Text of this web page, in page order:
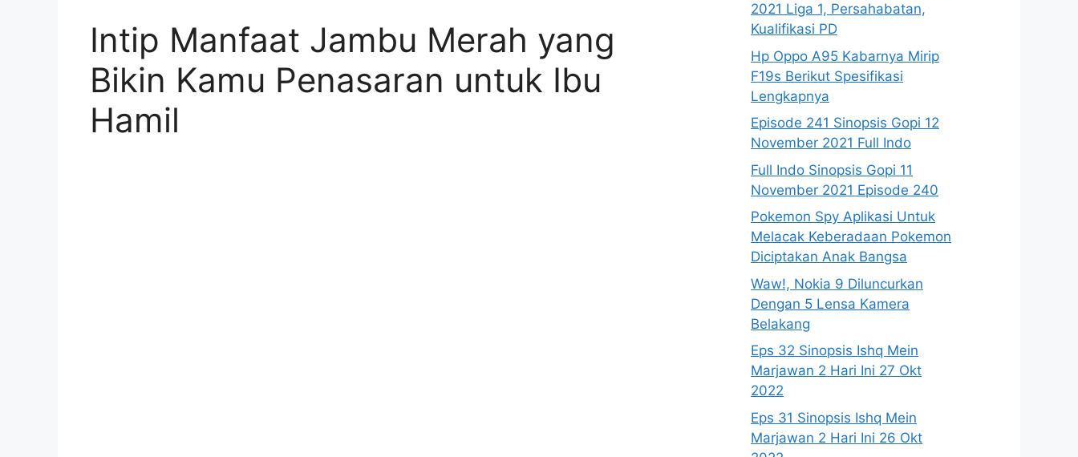
Intip Manfaat Jambu Merah yang
Bikin Kamu Penasaran untuk Ibu
Hamil
2021 Liga 1, Persahabatan,
Kualifikasi PD
Hp Oppo A95 Kabarnya Mirip
F19s Berikut Spesifikasi
Lengkapnya
Episode 241 Sinopsis Gopi 12
November 2021 Full Indo
Full Indo Sinopsis Gopi 11
November 2021 Episode 240
Pokemon Spy Aplikasi Untuk
Melacak Keberadaan Pokemon
Diciptakan Anak Bangsa
Waw!, Nokia 9 Diluncurkan
Dengan 5 Lensa Kamera
Belakang
Eps 32 Sinopsis Ishq Mein
Marjawan 2 Hari Ini 27 Okt
2022
Eps 31 Sinopsis Ishq Mein
Marjawan 2 Hari Ini 26 Okt